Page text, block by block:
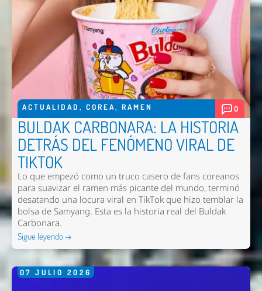
ACTUALIDAD , COREA, RAMEN 0
BULDAK CARBONARA: LA HISTORIA
DETRÁS DEL FENÓMENO VIRAL DE
TIKTOK
Lo que empezó como un truco casero de fans coreanos
para suavizar el ramen más picante del mundo, terminó
desatando una locura viral en TikTok que hizo temblar la
bolsa de Samyang. Esta es la historia real del Buldak
Carbonara.
Sigue leyendo →
07 JULIO 2026
Nombre *
Email *
Comentario *